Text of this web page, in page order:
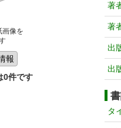
画像を
0件です
著
著
出
出
タ